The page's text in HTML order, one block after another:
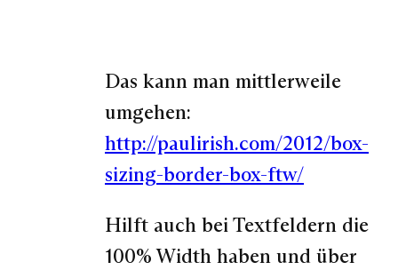
Das kann man mittlerweile
umgehen:
http://paulirish.com/2012/box-
sizing-border-box-ftw/
Hilft auch bei Textfeldern die
100% Width haben und über